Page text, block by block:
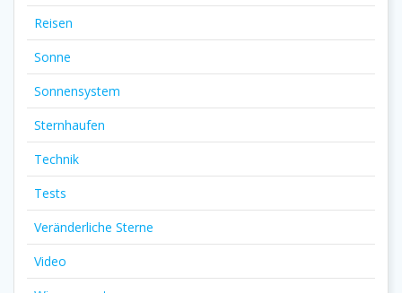
Reisen
Sonne
Sonnensystem
Sternhaufen
Technik
Tests
Veränderliche Sterne
Video